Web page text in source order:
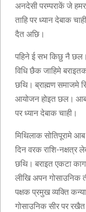
अनदेसी परम्पराकें जे
ताहि पर ध्यान देबाक
दैत अछि।
पहिने ई सभ किछु नै छल।
विधि छैक जाहिमे
छथि। ब्राह्मण समाजमे
आयोजन होइत छल। आब
पर ध्यान देबाक चाही।
मिथिलाक सोतिपूरामे
दिन वरक राशि-
छथि। बराइत एकटा
लीखि अपन गोसाउनिक
पक्षक प्रमुख व्यक्ति
गोसाउनिक सीर पर